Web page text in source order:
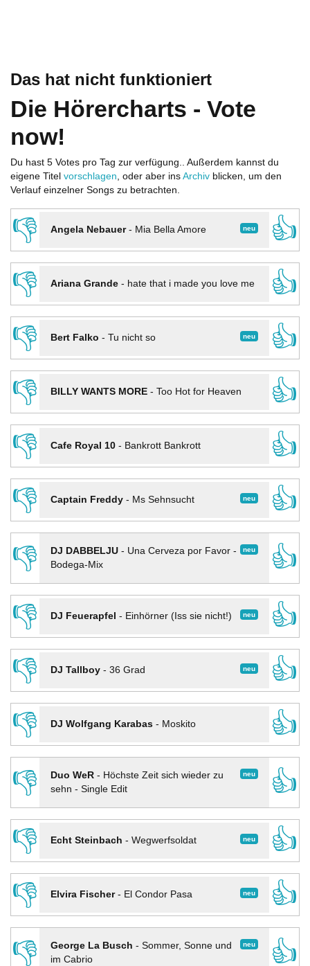
Das hat nicht funktioniert
Die Hörercharts - Vote
now!
Du hast 5 Votes pro Tag zur verfügung.. Außerdem kannst du
eigene Titel vorschlagen, oder aber ins Archiv blicken, um den
Verlauf einzelner Songs zu betrachten.
👎 neu
Angela Nebauer- Mia Bella Amore
👍
👎
Ariana Grande- hate that i made you love me
👍
👎
neu
Bert Falko - Tu nicht so
👍
👎
BILLY WANTS MORE- Too Hot for Heaven
👍
👎
Cafe Royal 10- Bankrott Bankrott
👍
👎
neu
Captain Freddy- Ms Sehnsucht
👍
👎
neu
DJ DABBELJU- Una Cerveza por Favor -
Bodega-Mix
👍
👎
neu
DJ Feuerapfel - Einhörner (Iss sie nicht!)
👍
👎
neu
DJ Tallboy- 36 Grad
👍
👎
DJ Wolfgang Karabas- Moskito
👍
👎
neu
Duo WeR- Höchste Zeit sich wieder zu
sehn - Single Edit
👍
👎
neu
Echt Steinbach - Wegwerfsoldat
👍
👎
neu
Elvira Fischer- El Condor Pasa
👍
👎
neu
George La Busch - Sommer, Sonne und
im Cabrio
👍